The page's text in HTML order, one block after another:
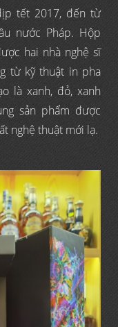
tết 2017, đến từ
nước Pháp. Hộp
hai nhà nghệ sĩ
từ kỹ thuật in pha
là xanh, đỏ, xanh
sản phẩm được
nghệ thuật mới lạ.